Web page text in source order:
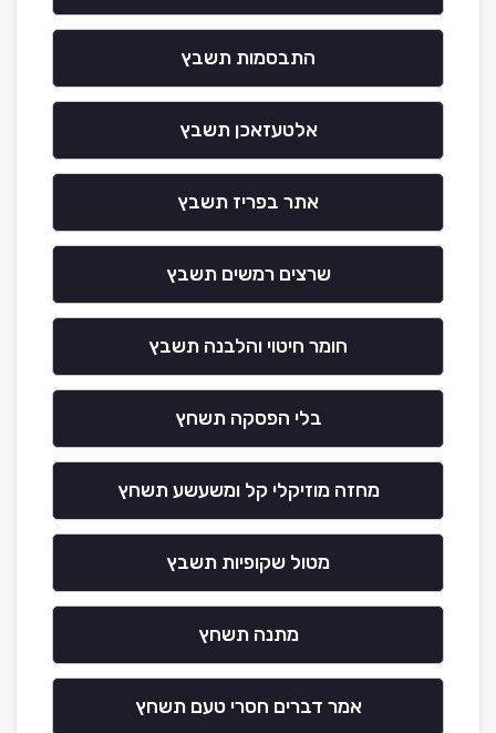
התבסמות תשבץ
אלטעזאכן תשבץ
אתר בפריז תשבץ
שרצים רמשים תשבץ
חומר חיטוי והלבנה תשבץ
בלי הפסקה תשחץ
מחזה מוזיקלי קל ומשעשע תשחץ
מטול שקופיות תשבץ
מתנה תשחץ
אמר דברים חסרי טעם תשחץ